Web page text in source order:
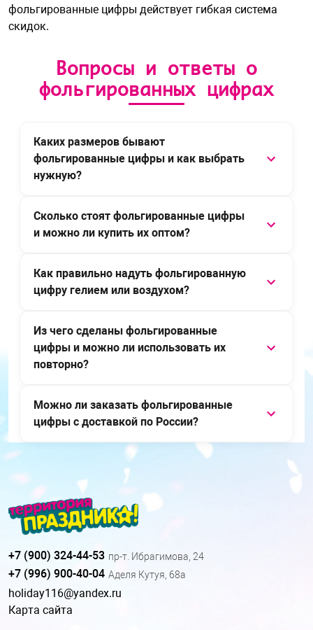
фольгированные цифры действует гибкая система
скидок.
Вопросы и ответы о
фольгированных цифрах
Каких размеров бывают
фольгированные цифры и как выбрать
нужную?
Сколько стоят фольгированные цифры
и можно ли купить их оптом?
Как правильно надуть фольгированную
цифру гелием или воздухом?
Из чего сделаны фольгированные
цифры и можно ли использовать их
повторно?
Можно ли заказать фольгированные
цифры с доставкой по России?
+7 (900) 324-44-53 пр-т. Ибрагимова, 24
+7 (996) 900-40-04 Аделя Кутуя, 68а
holiday116@yandex.ru
Карта сайта